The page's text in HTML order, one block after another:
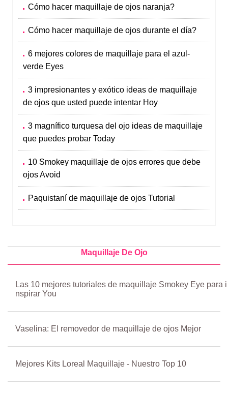
Cómo hacer maquillaje de ojos naranja?
Cómo hacer maquillaje de ojos durante el día?
6 mejores colores de maquillaje para el azul-
verde Eyes
3 impresionantes y exótico ideas de maquillaje
de ojos que usted puede intentar Hoy
3 magnífico turquesa del ojo ideas de maquillaje
que puedes probar Today
10 Smokey maquillaje de ojos errores que debe
ojos Avoid
Paquistaní de maquillaje de ojos Tutorial
Maquillaje De Ojo
Las 10 mejores tutoriales de maquillaje Smokey Eye para i
nspirar You
Vaselina: El removedor de maquillaje de ojos Mejor
Mejores Kits Loreal Maquillaje - Nuestro Top 10